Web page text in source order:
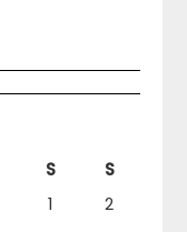
S
S
1
2